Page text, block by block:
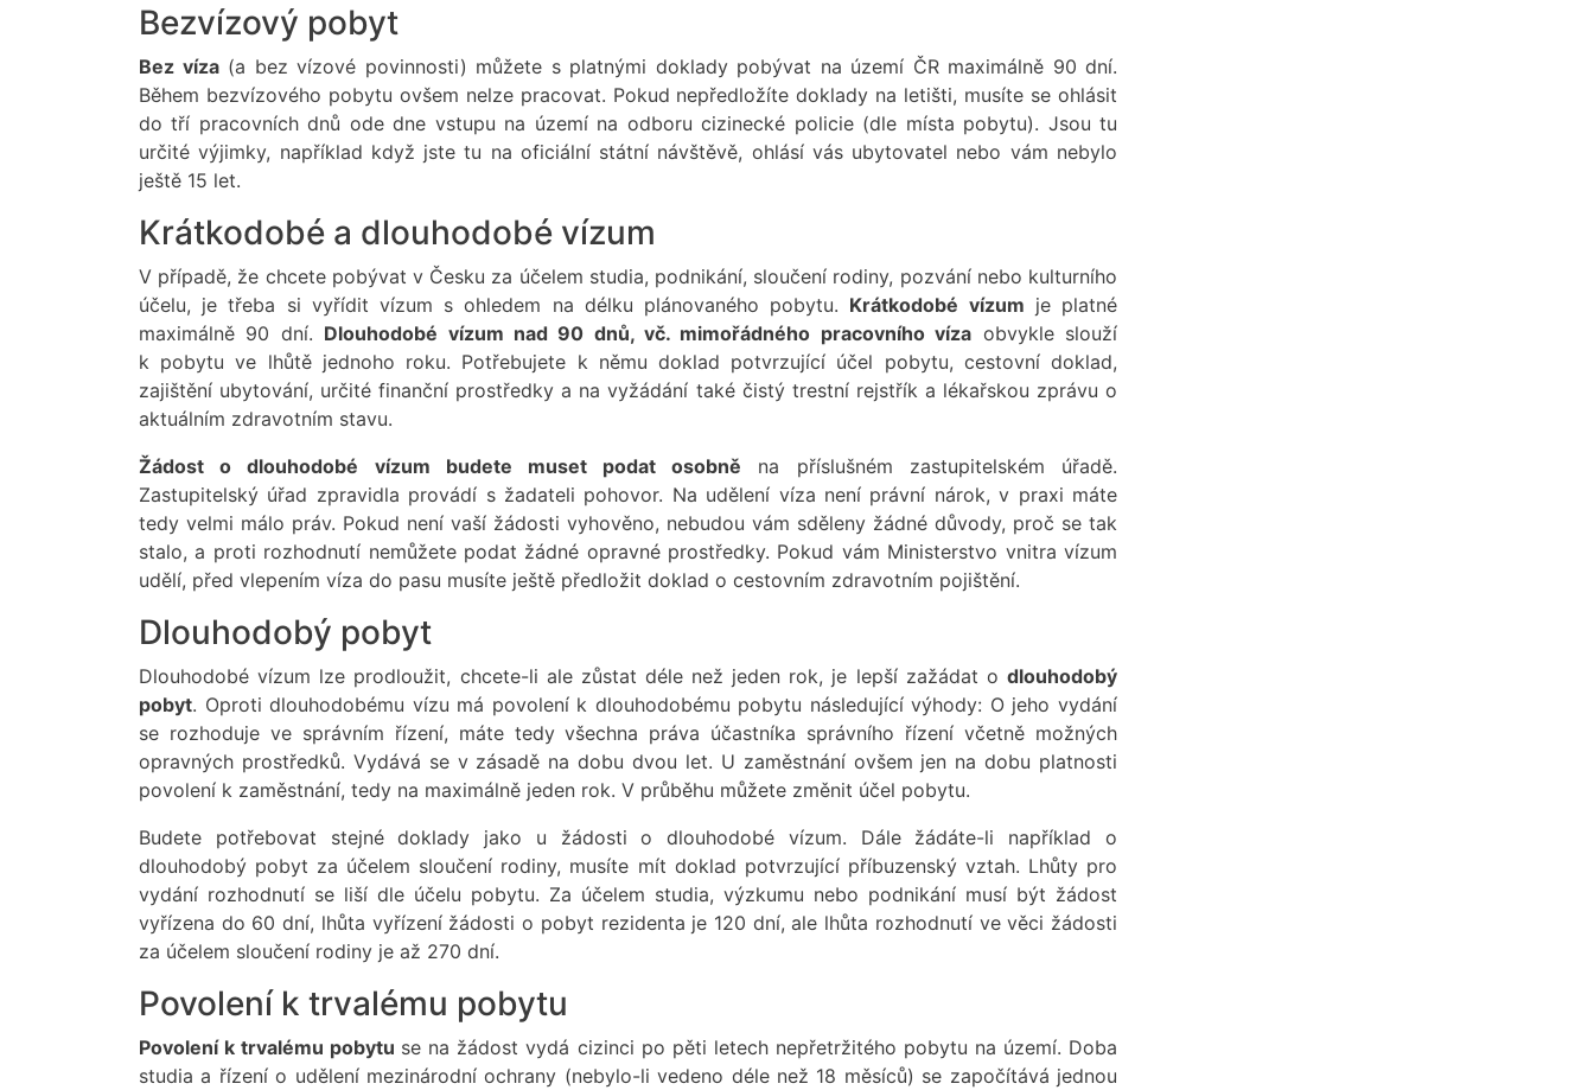
Bezvízový pobyt
Bez víza(a bez vízové povinnosti) můžete s platnými doklady pobývat na území ČR maximálně 90 dní.
Během bezvízového pobytu ovšem nelze pracovat. Pokud nepředložíte doklady na letišti, musíte se ohlásit
do tří pracovních dnů ode dne vstupu na území na odboru cizinecké policie (dle místa pobytu). Jsou tu
určité výjimky, například když jste tu na oficiální státní návštěvě, ohlásí vás ubytovatel nebo vám nebylo
ještě 15 let.
Krátkodobé a dlouhodobé vízum
V případě, že chcete pobývat v Česku za účelem studia, podnikání, sloučení rodiny, pozvání nebo kulturního
účelu, je třeba si vyřídit vízum s ohledem na délku plánovaného pobytu. Krátkodobé vízum je platné
maximálně 90 dní. Dlouhodobé vízum nad 90 dnů, vč. mimořádného pracovního víza obvykle slouží
k pobytu ve lhůtě jednoho roku. Potřebujete k němu doklad potvrzující účel pobytu, cestovní doklad,
zajištění ubytování, určité finanční prostředky a na vyžádání také čistý trestní rejstřík a lékařskou zprávu o
aktuálním zdravotním stavu.
Žádost o dlouhodobé vízum budete muset podat osobně na příslušném zastupitelském úřadě.
Zastupitelský úřad zpravidla provádí s žadateli pohovor. Na udělení víza není právní nárok, v praxi máte
tedy velmi málo práv. Pokud není vaší žádosti vyhověno, nebudou vám sděleny žádné důvody, proč se tak
stalo, a proti rozhodnutí nemůžete podat žádné opravné prostředky. Pokud vám Ministerstvo vnitra vízum
udělí, před vlepením víza do pasu musíte ještě předložit doklad o cestovním zdravotním pojištění.
Dlouhodobý pobyt
Dlouhodobé vízum lze prodloužit, chcete-li ale zůstat déle než jeden rok, je lepší zažádat o dlouhodobý
pobyt. Oproti dlouhodobému vízu má povolení k dlouhodobému pobytu následující výhody: O jeho vydání
se rozhoduje ve správním řízení, máte tedy všechna práva účastníka správního řízení včetně možných
opravných prostředků. Vydává se v zásadě na dobu dvou let. U zaměstnání ovšem jen na dobu platnosti
povolení k zaměstnání, tedy na maximálně jeden rok. V průběhu můžete změnit účel pobytu.
Budete potřebovat stejné doklady jako u žádosti o dlouhodobé vízum. Dále žádáte-li například o
dlouhodobý pobyt za účelem sloučení rodiny, musíte mít doklad potvrzující příbuzenský vztah. Lhůty pro
vydání rozhodnutí se liší dle účelu pobytu. Za účelem studia, výzkumu nebo podnikání musí být žádost
vyřízena do 60 dní, lhůta vyřízení žádosti o pobyt rezidenta je 120 dní, ale lhůta rozhodnutí ve věci žádosti
za účelem sloučení rodiny je až 270 dní.
Povolení k trvalému pobytu
Povolení k trvalému pobytu se na žádost vydá cizinci po pěti letech nepřetržitého pobytu na území. Doba
studia a řízení o udělení mezinárodní ochrany (nebylo-li vedeno déle než 18 měsíců) se započítává jednou